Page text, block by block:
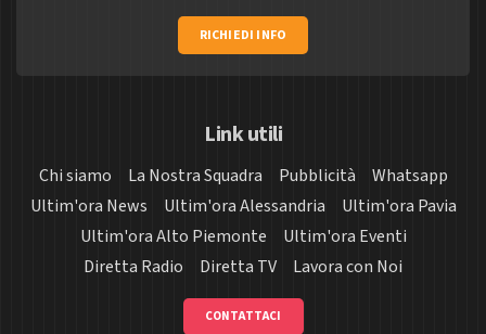
RICHIEDI INFO
Link utili
Chi siamo La Nostra Squadra Pubblicità
Whatsapp
Ultim'ora News
Ultim'ora Alessandria
Ultim'ora Pavia
Ultim'ora Alto Piemonte
Ultim'ora Eventi
Diretta Radio
Diretta TV Lavora con Noi
CONTATTACI